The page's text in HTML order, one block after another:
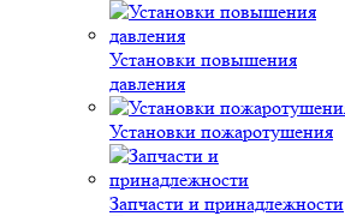
Установки повышения
давления
Установки пожаротушения
Запчасти и принадлежности